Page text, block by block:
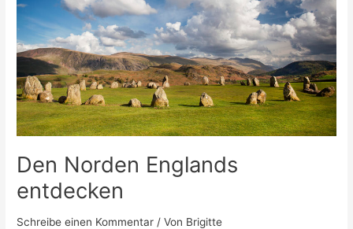
Den Norden Englands
entdecken
Schreibe einen Kommentar / Von Brigitte